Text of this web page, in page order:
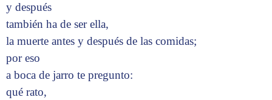
y después
también ha de ser ella,
la muerte antes y después de las comidas;
por eso
a boca de jarro te pregunto:
qué rato,